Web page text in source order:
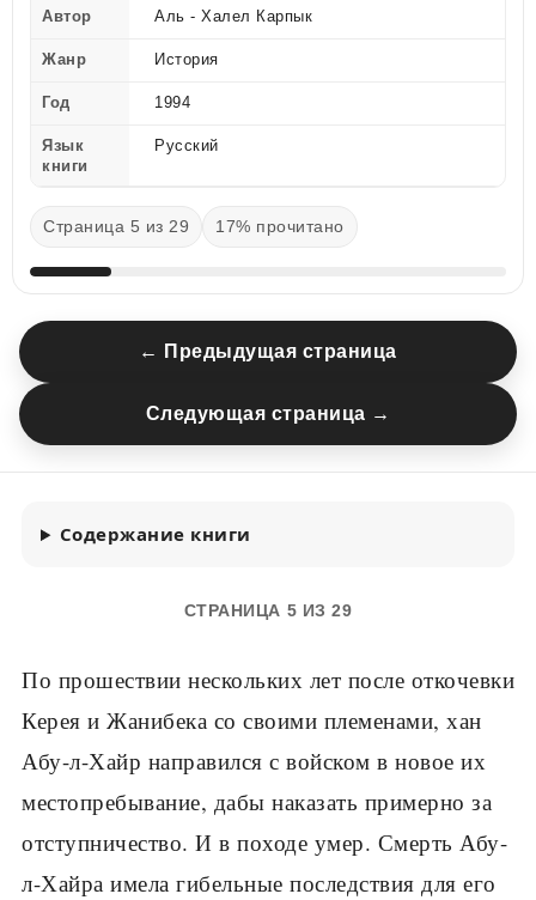
Автор Аль - Халел Карпык
Жанр История
Год 1994
Язык
книги
Русский
Страница 5 из 29 17% прочитано
← Предыдущая страница
Следующая страница →
Содержание книги
СТРАНИЦА 5 ИЗ 29
По прошествии нескольких лет после откочевки
Керея и Жанибека со своими племенами, хан
Абу-л-Хайр направился с войском в новое их
местопребывание, дабы наказать примерно за
отступничество. И в походе умер. Смерть Абу-
л-Хайра имела гибельные последствия для его